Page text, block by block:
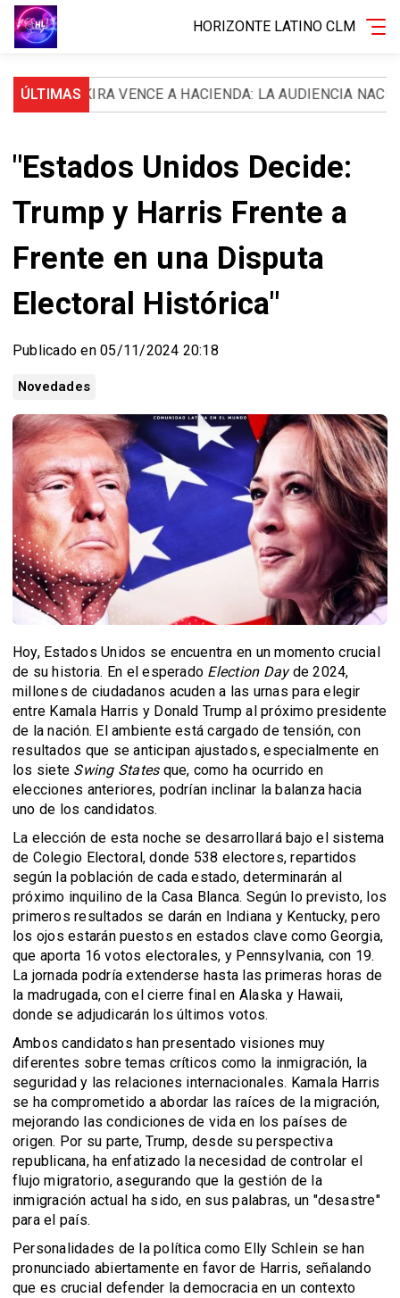
HORIZONTE LATINO CLM
ÚLTIMASVENCE A HACIENDA: LA AUDIENCIA NACIONAL LE
"Estados Unidos Decide:
Trump y Harris Frente a
Frente en una Disputa
Electoral Histórica"
Publicado en 05/11/2024 20:18
Novedades
Hoy, Estados Unidos se encuentra en un momento crucial
de su historia. En el esperado Election Dayde 2024,
millones de ciudadanos acuden a las urnas para elegir
entre Kamala Harris y Donald Trump al próximo presidente
de la nación. El ambiente está cargado de tensión, con
resultados que se anticipan ajustados, especialmente en
los siete Swing Statesque, como ha ocurrido en
elecciones anteriores, podrían inclinar la balanza hacia
uno de los candidatos.
La elección de esta noche se desarrollará bajo el sistema
de Colegio Electoral, donde 538 electores, repartidos
según la población de cada estado, determinarán al
próximo inquilino de la Casa Blanca. Según lo previsto, los
primeros resultados se darán en Indiana y Kentucky, pero
los ojos estarán puestos en estados clave como Georgia,
que aporta 16 votos electorales, y Pennsylvania, con 19.
La jornada podría extenderse hasta las primeras horas de
la madrugada, con el cierre final en Alaska y Hawaii,
donde se adjudicarán los últimos votos.
Ambos candidatos han presentado visiones muy
diferentes sobre temas críticos como la inmigración, la
seguridad y las relaciones internacionales. Kamala Harris
se ha comprometido a abordar las raíces de la migración,
mejorando las condiciones de vida en los países de
origen. Por su parte, Trump, desde su perspectiva
republicana, ha enfatizado la necesidad de controlar el
flujo migratorio, asegurando que la gestión de la
inmigración actual ha sido, en sus palabras, un "desastre"
para el país.
Personalidades de la política como Elly Schlein se han
pronunciado abiertamente en favor de Harris, señalando
que es crucial defender la democracia en un contexto